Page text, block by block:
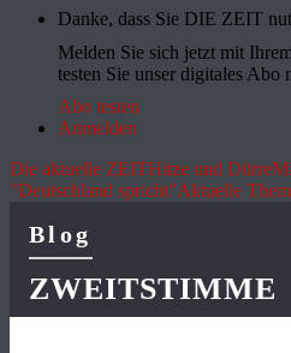
Danke, dass Sie DIE ZEIT
Melden Sie sich jetzt mit
testen Sie unser digitales
Abo testen
Anmelden
Die aktuelle ZEITHitze und Dürre
"Deutschland spricht"Aktuelle
Blog
ZWEITSTIMME